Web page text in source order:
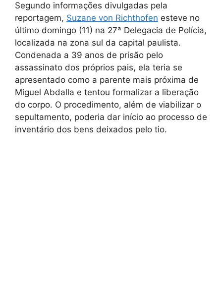
Segundo informações divulgadas pela
reportagem, Suzane von Richthofen esteve no
último domingo (11) na 27ª Delegacia de Polícia,
localizada na zona sul da capital paulista.
Condenada a 39 anos de prisão pelo
assassinato dos próprios pais, ela teria se
apresentado como a parente mais próxima de
Miguel Abdalla e tentou formalizar a liberação
do corpo. O procedimento, além de viabilizar o
sepultamento, poderia dar início ao processo de
inventário dos bens deixados pelo tio.